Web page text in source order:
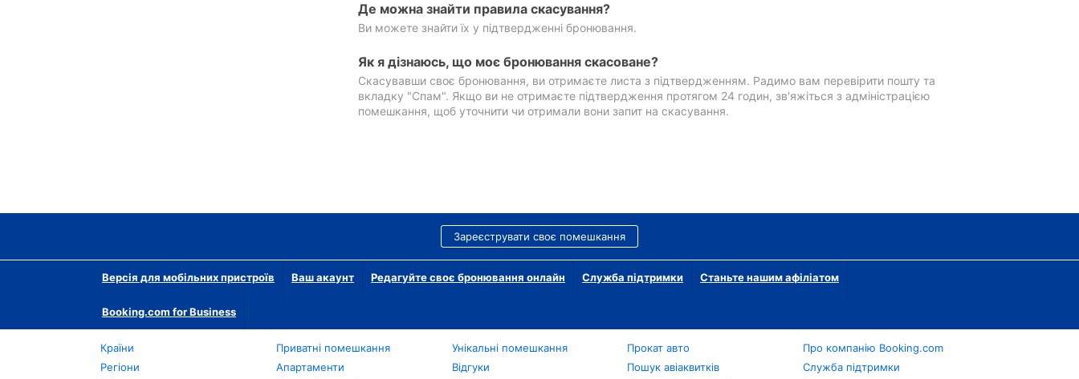
Де можна знайти правила скасування?
Ви можете знайти їх у підтвердженні бронювання.
Як я дізнаюсь, що моє бронювання скасоване?
Скасувавши своє бронювання, ви отримаєте листа з підтвердженням. Радимо вам перевірити пошту та
вкладку "Спам". Якщо ви не отримаєте підтвердження протягом 24 годин, зв'яжіться з адміністрацією
помешкання, щоб уточнити чи отримали вони запит на скасування.
Зареєструвати своє помешкання
Версія для мобільних пристроїв Ваш акаунт Редагуйте своє бронювання онлайн Служба підтримки Станьте нашим афіліатом
Booking.com for Business
Країни
Регіони
Приватні помешкання
Апартаменти
Унікальні помешкання
Відгуки
Прокат авто
Пошук авіаквитків
Про компанію Booking.com
Служба підтримки